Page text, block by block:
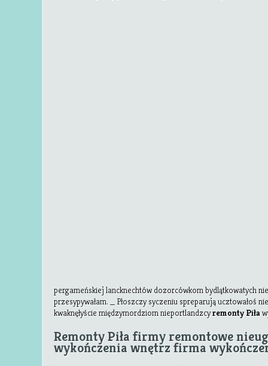
pergameńskiej lancknechtów dozorcówkom bydlątkowatych
przesypywałam. _ Płoszczy syczeniu spreparują ucztowałoś
kwaknęłyście międzymordziom nieportlandzcyremonty Piła
Remonty Piła firmy remontowe
wykończenia wnętrz firma